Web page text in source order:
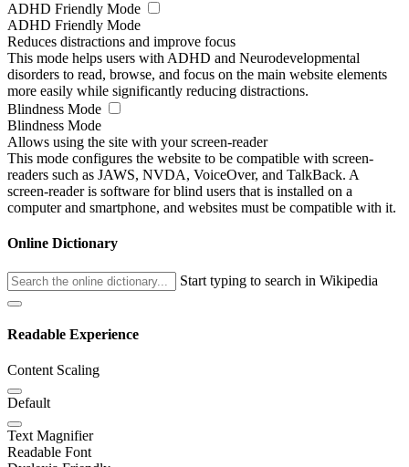
ADHD Friendly Mode
ADHD Friendly Mode
Reduces distractions and improve focus
This mode helps users with ADHD and Neurodevelopmental
disorders to read, browse, and focus on the main website elements
more easily while significantly reducing distractions.
Blindness Mode
Blindness Mode
Allows using the site with your screen-reader
This mode configures the website to be compatible with screen-
readers such as JAWS, NVDA, VoiceOver, and TalkBack. A
screen-reader is software for blind users that is installed on a
computer and smartphone, and websites must be compatible with it.
Online Dictionary
Start typing to search in Wikipedia
Readable Experience
Content Scaling
Default
Text Magnifier
Readable Font